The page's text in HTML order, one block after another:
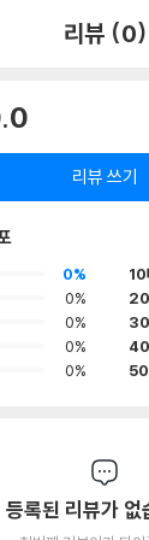
리뷰 (0)
리뷰 쓰기
0%
0%
0%
0%
0%
10
등록된 리뷰가 없